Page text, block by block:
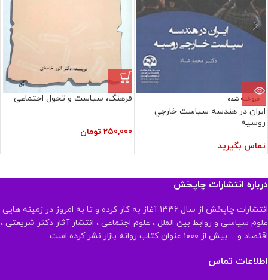
فروخته شده
ايران در هندسه سياست خارجي
روسيه
تماس بگیرید
فرهنگ، سیاست و تحول اجتماعی
250,000 تومان
درباره انتشارات چاپخش
انتشارات چاپخش از سال ۱۳۳۶ آغاز به کار کرده و تا به امروز در زمینه هایی
علوم سیاسی و روابط بین الملل ، علوم اجتماعی ، انتشار آثار دکتر شریعتی ،
اقتصاد و ... بیش از ۱۰۰۰ عنوان کتاب روانه بازار نشر کرده است .
اطلاعات تماس